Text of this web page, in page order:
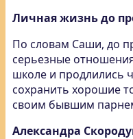
Личная жизнь до
По словам Саши, до
серьезные
школе и продлились
сохранить хорошие
своим бывшим
Александра